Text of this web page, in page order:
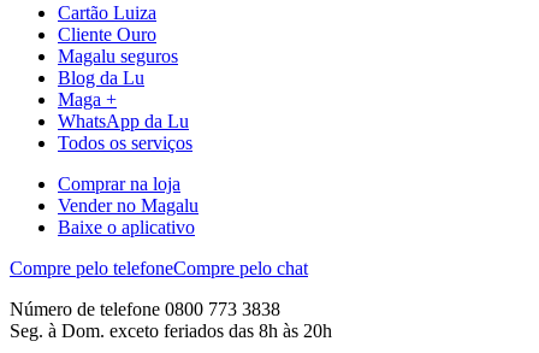
Cartão Luiza
Cliente Ouro
Magalu seguros
Blog da Lu
Maga +
WhatsApp da Lu
Todos os serviços
Comprar na loja
Vender no Magalu
Baixe o aplicativo
Compre pelo telefoneCompre pelo chat
Número de telefone 0800 773 3838
Seg. à Dom. exceto feriados das 8h às 20h